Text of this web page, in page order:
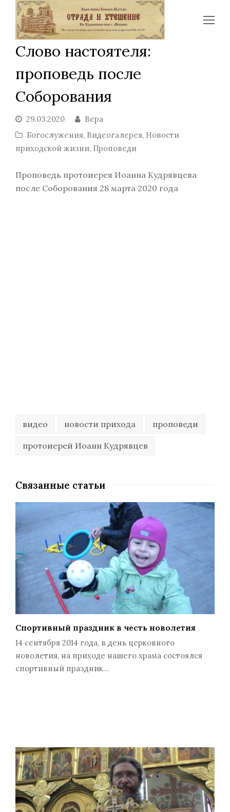
Слово настоятеля:
проповедь после
Соборования
29.03.2020
Вера
Богослужения, Видеогалерея, Новости
приходской жизни, Проповеди
Проповедь протоиерея Иоанна Кудрявцева
после Соборования 28 марта 2020 года
видео новости прихода проповеди
протоиерей Иоанн Кудрявцев
Связанные статьи
Спортивный праздник в честь новолетия
14 сентября 2014 года, в день церковного
новолетия, на приходе нашего храма состоялся
спортивный праздник…